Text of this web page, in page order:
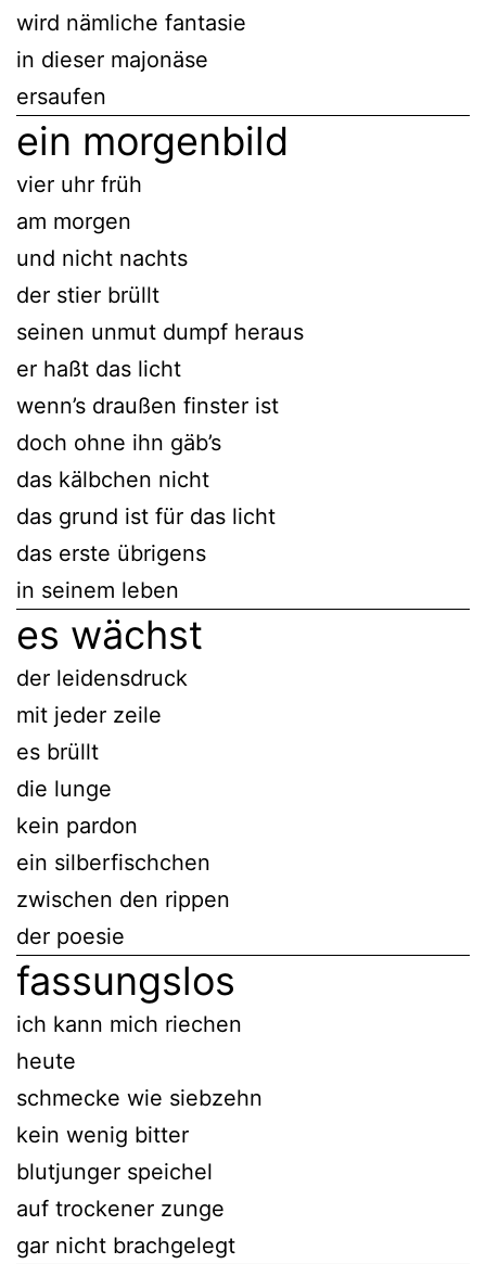
wird nämliche fantasie
in dieser majonäse
ersaufen
ein morgenbild
vier uhr früh
am morgen
und nicht nachts
der stier brüllt
seinen unmut dumpf heraus
er haßt das licht
wenn’s draußen finster ist
doch ohne ihn gäb’s
das kälbchen nicht
das grund ist für das licht
das erste übrigens
in seinem leben
es wächst
der leidensdruck
mit jeder zeile
es brüllt
die lunge
kein pardon
ein silberfischchen
zwischen den rippen
der poesie
fassungslos
ich kann mich riechen
heute
schmecke wie siebzehn
kein wenig bitter
blutjunger speichel
auf trockener zunge
gar nicht brachgelegt